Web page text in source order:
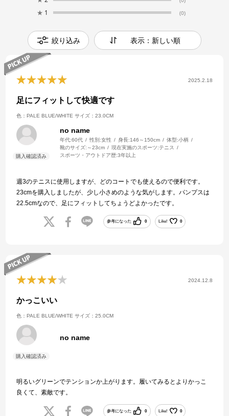
★ 1 (0)
絞り込み 表示：新しい順
2025.2.18
足にフィットして快適です
色：PALE BLUE/WHITE サイズ：23.0CM
no name
年代:60代 性別:女性 身長:146～150cm 体型:小柄
靴のサイズ: ～23cm 現在実施のスポーツ:テニス
スポーツ・アウトドア歴:3年以上
週3のテニスに使用しますが、どのコートでも使えるので便利です。
23cmを購入しましたが、少し小さめのような気がします。パンプスは
22.5cmなので、足にフィットしてちょうどよかったです。
参考になった 0 Like! 0
2024.12.8
かっこいい
色：PALE BLUE/WHITE サイズ：25.0CM
no name
明るいグリーンでテンションか上がります。履いてみるとよりかっこ
良くて、素敵です。
参考になった 0 Like! 0